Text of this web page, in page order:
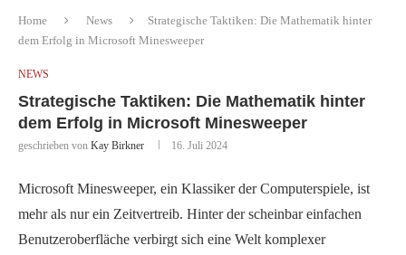
Home News
Strategische Taktiken: Die Mathematik hinter
dem Erfolg in Microsoft Minesweeper
NEWS
Strategische Taktiken: Die Mathematik hinter
dem Erfolg in Microsoft Minesweeper
geschrieben von Kay Birkner 16. Juli 2024
Microsoft Minesweeper, ein Klassiker der Computerspiele, ist
mehr als nur ein Zeitvertreib. Hinter der scheinbar einfachen
Benutzeroberfläche verbirgt sich eine Welt komplexer